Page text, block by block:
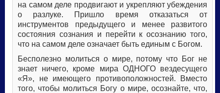
на самом деле продвигают и укрепляют убеждения
о разлуке. Пришло время отказаться от
инструментов предыдущего и менее развитого
состояния сознания и перейти к осознанию того,
что на самом деле означает быть единым с Богом.
Бесполезно молиться о мире, потому что Бог не
знает ничего, кроме мира ОДНОГО вездесущего
«Я», не имеющего противоположностей. Вместо
того, чтобы молиться Богу о мире, осознайте, что,